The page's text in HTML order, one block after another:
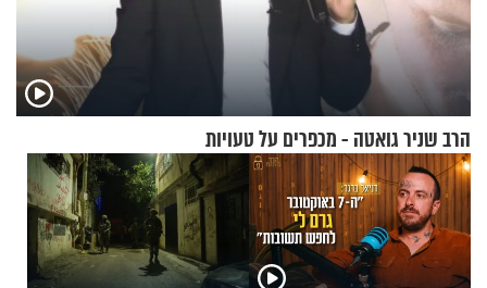
הרב שניר גואטה - מכפרים על טעויות